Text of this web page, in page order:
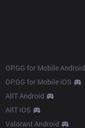
OP.GG for Mobile Android
OP.GG for Mobile iOS
AllT Android
AllT iOS
Valorant Android